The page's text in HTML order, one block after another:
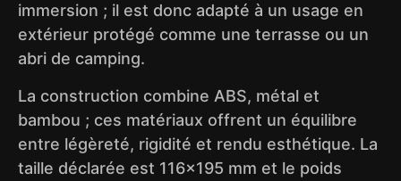
immersion ; il est donc adapté à un usage en
extérieur protégé comme une terrasse ou un
abri de camping.
La construction combine ABS, métal et
bambou ; ces matériaux offrent un équilibre
entre légèreté, rigidité et rendu esthétique. La
taille déclarée est 116×195 mm et le poids